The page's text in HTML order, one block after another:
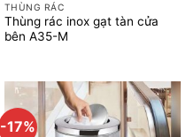
THÙNG RÁC
Thùng rác inox gạt tàn cửa
bên A35-M
-17%